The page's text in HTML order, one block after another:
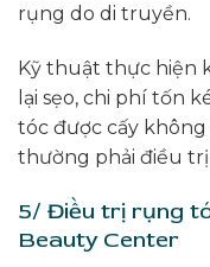
rụng do di truyền.
Kỹ thuật thực hiện
lại sẹo, chi phí tốn
tóc được cấy
thường phải điều
5/ Điều trị rụng
Beauty Center